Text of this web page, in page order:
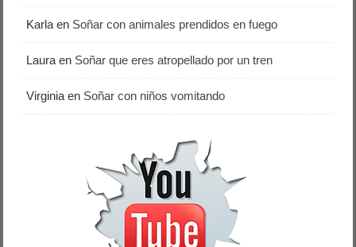
Karla en Soñar con animales prendidos en fuego
Laura en Soñar que eres atropellado por un tren
Virginia en Soñar con niños vomitando